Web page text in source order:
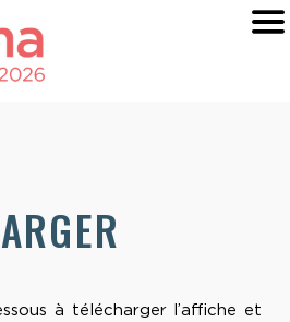
à télécharger l’affiche et